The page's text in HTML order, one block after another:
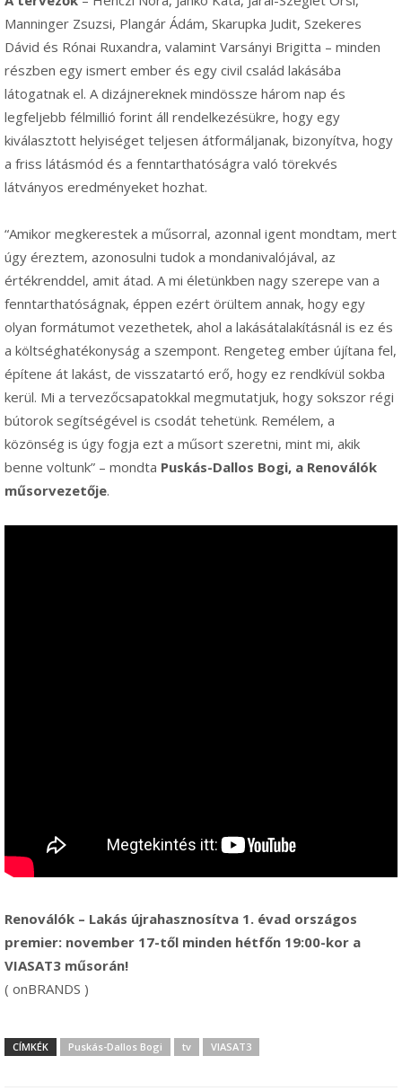
Manninger Zsuzsi, Plangár Ádám, Skarupka Judit, Szekeres
Dávid és Rónai Ruxandra, valamint Varsányi Brigitta – minden
részben egy ismert ember és egy civil család lakásába
látogatnak el. A dizájnereknek mindössze három nap és
legfeljebb félmillió forint áll rendelkezésükre, hogy egy
kiválasztott helyiséget teljesen átformáljanak, bizonyítva, hogy
a friss látásmód és a fenntarthatóságra való törekvés
látványos eredményeket hozhat.
“Amikor megkerestek a műsorral, azonnal igent mondtam, mert
úgy éreztem, azonosulni tudok a mondanivalójával, az
értékrenddel, amit átad. A mi életünkben nagy szerepe van a
fenntarthatóságnak, éppen ezért örültem annak, hogy egy
olyan formátumot vezethetek, ahol a lakásátalakításnál is ez és
a költséghatékonyság a szempont. Rengeteg ember újítana fel,
építene át lakást, de visszatartó erő, hogy ez rendkívül sokba
kerül. Mi a tervezőcsapatokkal megmutatjuk, hogy sokszor régi
bútorok segítségével is csodát tehetünk. Remélem, a
közönség is úgy fogja ezt a műsort szeretni, mint mi, akik
benne voltunk” – mondta Puskás-Dallos Bogi, a Renoválók
műsorvezetője.
Renoválók – Lakás újrahasznosítva 1. évad országos
premier: november 17-től minden hétfőn 19:00-kor a
VIASAT3 műsorán!
( onBRANDS )
CÍMKÉK Puskás-Dallos Bogi tv VIASAT3